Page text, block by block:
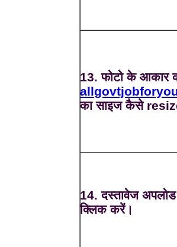
13. फोटो के आकार
का साइज कैसे
14. दस्तावेज
क्लिक करें।